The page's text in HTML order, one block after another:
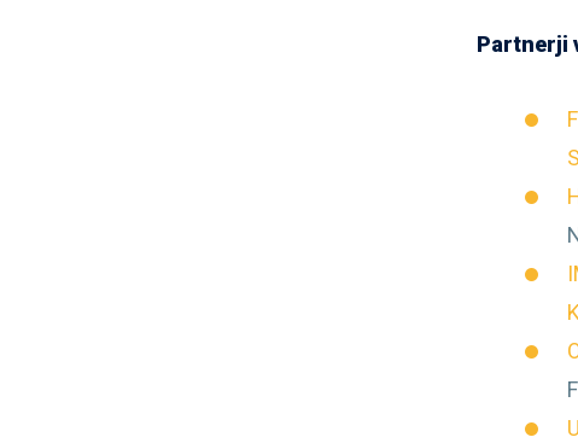
Partnerji